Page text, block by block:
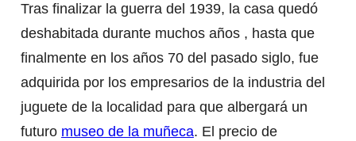
Tras finalizar la guerra del 1939, la casa quedó
deshabitada durante muchos años , hasta que
finalmente en los años 70 del pasado siglo, fue
adquirida por los empresarios de la industria del
juguete de la localidad para que albergará un
futuro museo de la muñeca. El precio de